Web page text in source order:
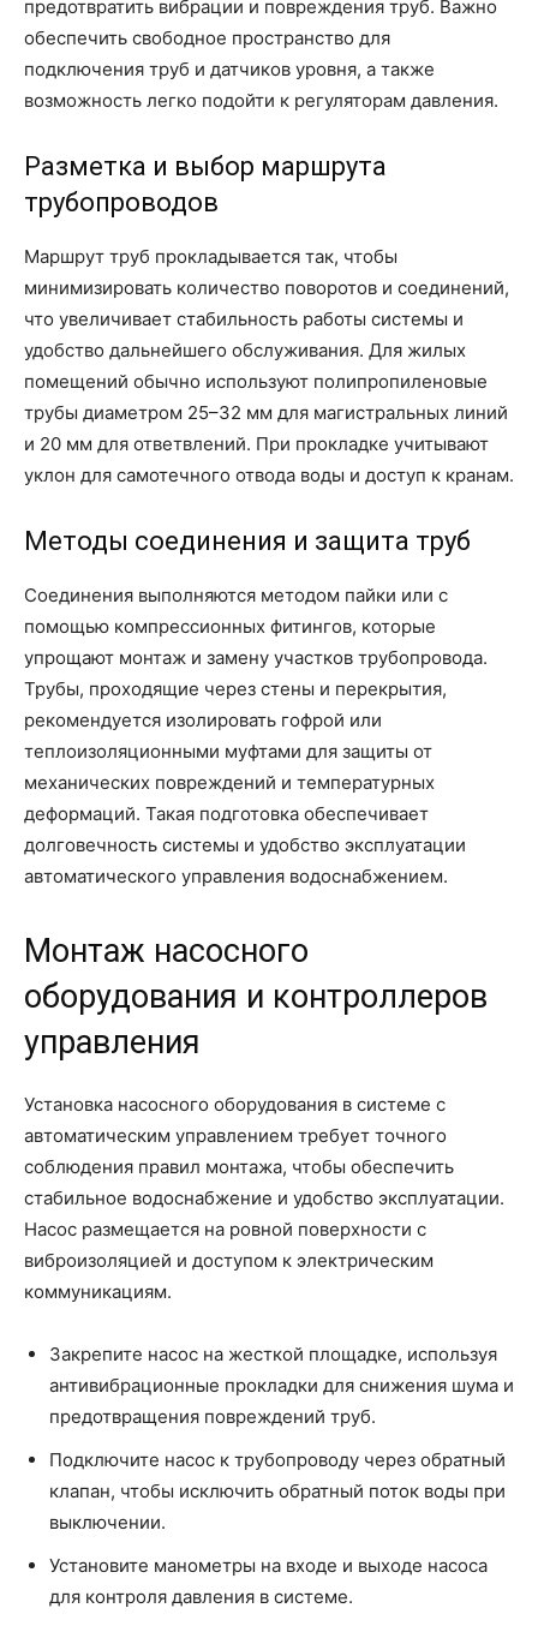
предотвратить вибрации и повреждения труб. Важно
обеспечить свободное пространство для
подключения труб и датчиков уровня, а также
возможность легко подойти к регуляторам давления.
Разметка и выбор маршрута
трубопроводов
Маршрут труб прокладывается так, чтобы
минимизировать количество поворотов и соединений,
что увеличивает стабильность работы системы и
удобство дальнейшего обслуживания. Для жилых
помещений обычно используют полипропиленовые
трубы диаметром 25–32 мм для магистральных линий
и 20 мм для ответвлений. При прокладке учитывают
уклон для самотечного отвода воды и доступ к кранам.
Методы соединения и защита труб
Соединения выполняются методом пайки или с
помощью компрессионных фитингов, которые
упрощают монтаж и замену участков трубопровода.
Трубы, проходящие через стены и перекрытия,
рекомендуется изолировать гофрой или
теплоизоляционными муфтами для защиты от
механических повреждений и температурных
деформаций. Такая подготовка обеспечивает
долговечность системы и удобство эксплуатации
автоматического управления водоснабжением.
Монтаж насосного
оборудования и контроллеров
управления
Установка насосного оборудования в системе с
автоматическим управлением требует точного
соблюдения правил монтажа, чтобы обеспечить
стабильное водоснабжение и удобство эксплуатации.
Насос размещается на ровной поверхности с
виброизоляцией и доступом к электрическим
коммуникациям.
Закрепите насос на жесткой площадке, используя
антивибрационные прокладки для снижения шума и
предотвращения повреждений труб.
Подключите насос к трубопроводу через обратный
клапан, чтобы исключить обратный поток воды при
выключении.
Установите манометры на входе и выходе насоса
для контроля давления в системе.